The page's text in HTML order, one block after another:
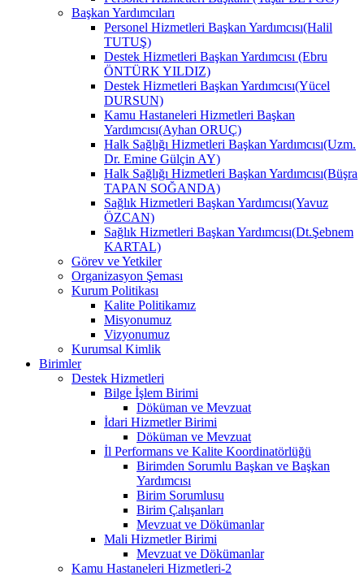
Başkan Yardımcıları
Personel Hizmetleri Başkan Yardımcısı(Halil
TUTUŞ)
Destek Hizmetleri Başkan Yardımcısı (Ebru
ÖNTÜRK YILDIZ)
Destek Hizmetleri Başkan Yardımcısı(Yücel
DURSUN)
Kamu Hastaneleri Hizmetleri Başkan
Yardımcısı(Ayhan ORUÇ)
Halk Sağlığı Hizmetleri Başkan Yardımcısı(Uzm.
Dr. Emine Gülçin AY)
Halk Sağlığı Hizmetleri Başkan Yardımcısı(Büşra
TAPAN SOĞANDA)
Sağlık Hizmetleri Başkan Yardımcısı(Yavuz
ÖZCAN)
Sağlık Hizmetleri Başkan Yardımcısı(Dt.Şebnem
KARTAL)
Görev ve Yetkiler
Organizasyon Şeması
Kurum Politikası
Kalite Politikamız
Misyonumuz
Vizyonumuz
Kurumsal Kimlik
Birimler
Destek Hizmetleri
Bilge İşlem Birimi
Döküman ve Mevzuat
İdari Hizmetler Birimi
Döküman ve Mevzuat
İl Performans ve Kalite Koordinatörlüğü
Birimden Sorumlu Başkan ve Başkan
Yardımcısı
Birim Sorumlusu
Birim Çalışanları
Mevzuat ve Dökümanlar
Mali Hizmetler Birimi
Mevzuat ve Dökümanlar
Kamu Hastaneleri Hizmetleri-2